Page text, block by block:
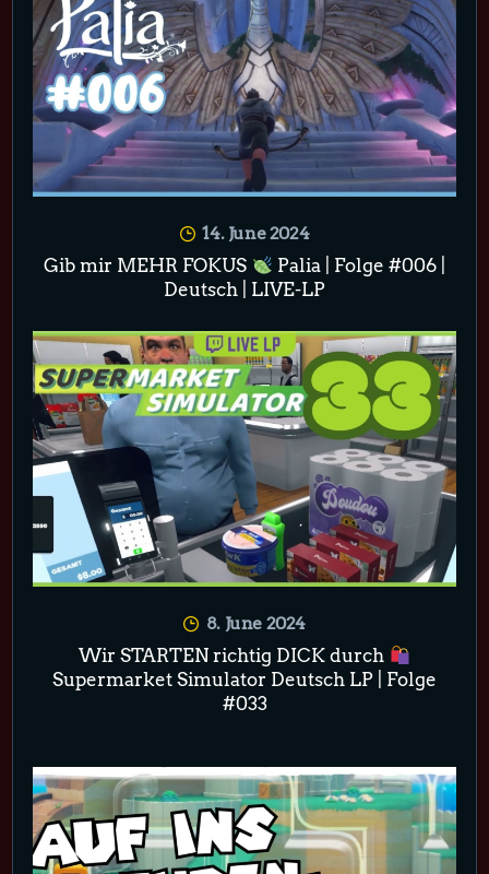
14. June 2024
Gib mir MEHR FOKUS
Palia | Folge #006 |
Deutsch | LIVE-LP
8. June 2024
Wir STARTEN richtig DICK durch
Supermarket Simulator Deutsch LP | Folge
#033